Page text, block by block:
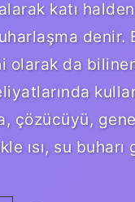
katı
denir.
olarak da
çözücüyü,
ısı, su